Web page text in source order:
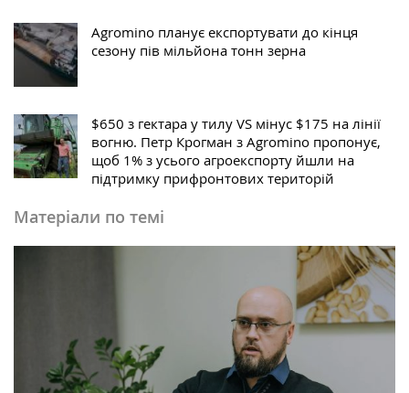
Agromino планує експортувати до кінця
сезону пів мільйона тонн зерна
$650 з гектара у тилу VS мінус $175 на лінії
вогню. Петр Крогман з Agromino пропонує,
щоб 1% з усього агроекспорту йшли на
підтримку прифронтових територій
Матеріали по темі